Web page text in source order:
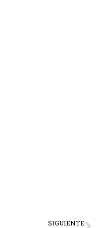
SIGUIENTE